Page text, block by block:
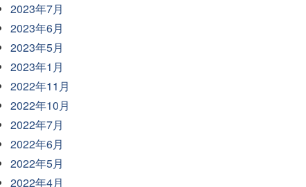
2023年7月
2023年6月
2023年5月
2023年1月
2022年11月
2022年10月
2022年7月
2022年6月
2022年5月
2022年4月